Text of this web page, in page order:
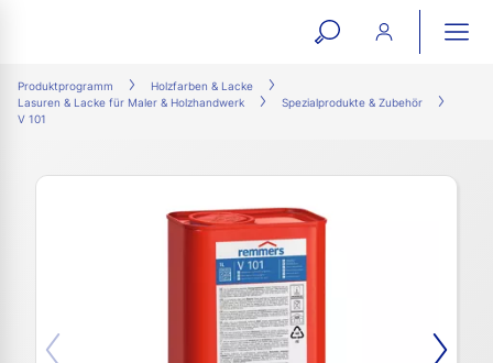
open
form
Produktprogramm
Holzfarben & Lacke
Lasuren & Lacke für Maler & Holzhandwerk
Spezialprodukte & Zubehör
V 101